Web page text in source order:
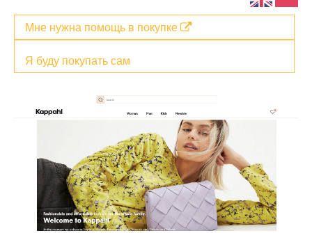
Я буду покупать сам
Мне нужна помощь в покупке